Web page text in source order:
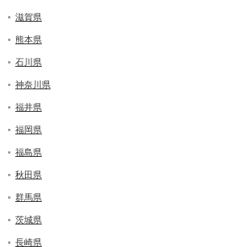
滋賀県
熊本県
石川県
神奈川県
福井県
福岡県
福島県
秋田県
群馬県
茨城県
長崎県